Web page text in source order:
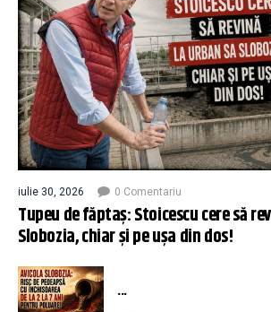
iulie 30, 2026 0 Comentariu
Tupeu de făptaș: Stoicescu cere să
Slobozia, chiar și pe ușa din dos!
...